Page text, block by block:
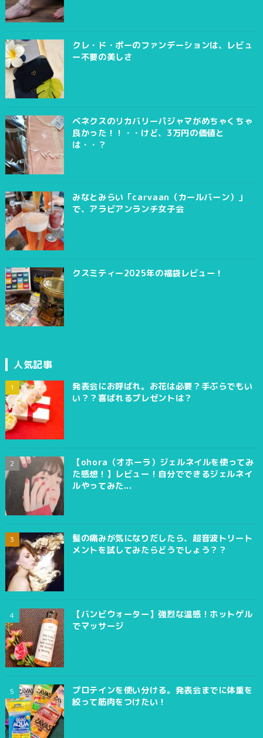
クレ・ド・ポーのファンデーションは、レビュ
ー不要の美しさ
ベネクスのリカバリーパジャマがめちゃくちゃ
良かった！！・・けど、3万円の価値と
は・・？
みなとみらい「carvaan（カールバーン）」
で、アラビアンランチ女子会
クスミティー2025年の福袋レビュー！
人気記事
発表会にお呼ばれ。お花は必要？手ぶらでもい
い？？喜ばれるプレゼントは？
【ohora（オホーラ）ジェルネイルを使ってみ
た感想！】レビュー！自分でできるジェルネイ
ルやってみた...
髪の痛みが気になりだしたら、超音波トリート
メントを試してみたらどうでしょう？？
【バンビウォーター】強烈な温感！ホットゲル
でマッサージ
プロテインを使い分ける。発表会までに体重を
絞って筋肉をつけたい！